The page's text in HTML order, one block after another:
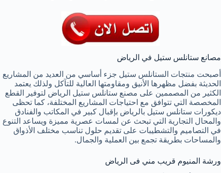
مصانع ستانلس ستيل في الرياض
أصبحت منتجات الستانلس ستيل جزء أساسي من العديد من المشاريع
الحديثة بفضل مظهرها الأنيق ومقاومتها العالية للتآكل ولذلك يعتمد
الكثير من المصممين على مصنع ستانلس ستيل الرياض لتوفير القطع
المخصصة التي تتوافق مع احتياجات المشاريع المختلفة، كما تحظى
ديكورات ستانلس ستيل بالرياض بإقبال كبير في المكاتب والفنادق
والمحال التجارية التي تبحث عن لمسات عصرية مميزة ويساعد التنوع
في التصاميم والتشطيبات على تقديم حلول تناسب مختلف الأذواق
والمساحات بطريقة تجمع بين العملية والجمال.
ورشة المنيوم قريب مني فى الرياض